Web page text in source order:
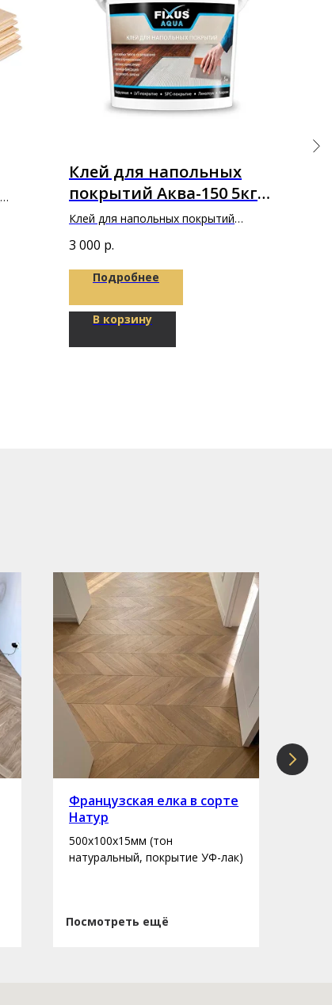
Клей для напольных
покрытий Аква-150 5кг
"Фиксус"
Клей для напольных покрытий
3 000 р.
Подробнее
В корзину
Французская елка в сорте
Натур
500х100х15мм (тон
натуральный, покрытие УФ-лак)
Посмотреть ещё